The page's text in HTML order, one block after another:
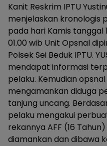
Kanit Reskrim IPTU
menjelaskan kronologis
pada hari Kamis tanggal
01.00 wib Unit Opsnal
Polsek Sei Beduk IPTU.
mendapat informasi
pelaku. Kemudian
mengamankan diduga
tanjung uncang.
pelaku mengakui
rekannya AFF (16
diamankan dan dibawa